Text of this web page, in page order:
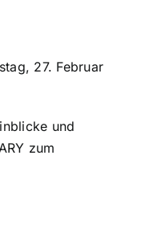
27. Februar
und
zum